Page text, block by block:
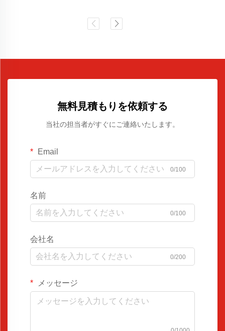
無料見積もりを依頼する
当社の担当者がすぐにご連絡いたします。
Email
0/100
名前
0/100
会社名
0/200
メッセージ